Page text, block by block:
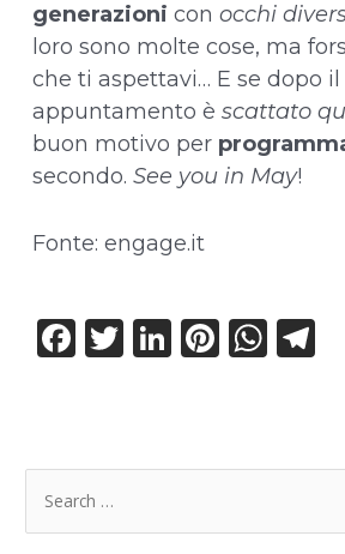
generazioni conocchi
loro sono molte cose, ma
che ti aspettavi… E se dopo
appuntamento èscattato
buon motivo per
secondo.See you in May!
Fonte: engage.it
F
b
o
T
Li
n
Pi W
p